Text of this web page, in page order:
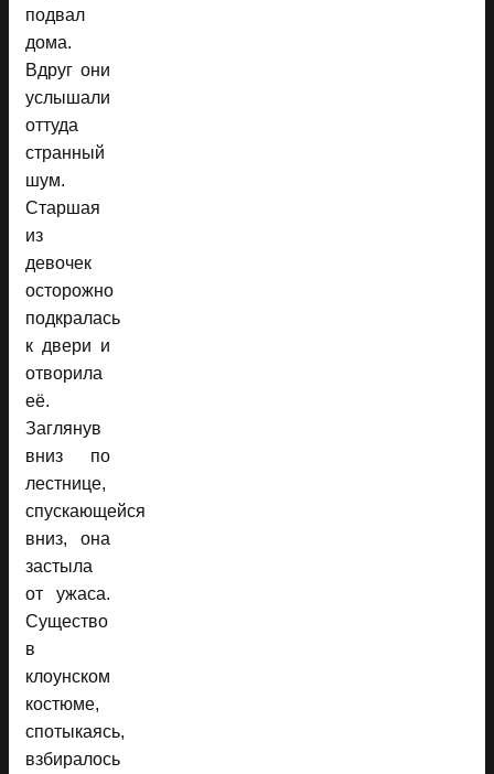
подвал
дома.
Вдруг они
услышали
оттуда
странный
шум.
Старшая
из
девочек
осторожно
подкралась
к двери и
отворила
её.
Заглянув
вниз по
лестнице,
спускающейся
вниз, она
застыла
от ужаса.
Существо
в
клоунском
костюме,
спотыкаясь,
взбиралось